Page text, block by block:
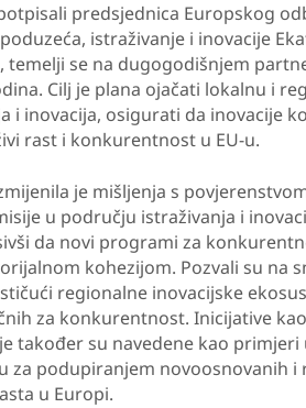
predsjednica Europskog
istraživanje i inovacije
, temelji se na dugogodišnjem
Cilj je plana ojačati lokalnu i
i inovacija, osigurati da inovacije
rast i konkurentnost u EU-u.
je mišljenja s povjerenstvom
u području istraživanja i
da novi programi za
kohezijom. Pozvali su na
regionalne inovacijske
za konkurentnost. Inicijative
također su navedene kao
za podupiranjem novoosnovanih i
u Europi.